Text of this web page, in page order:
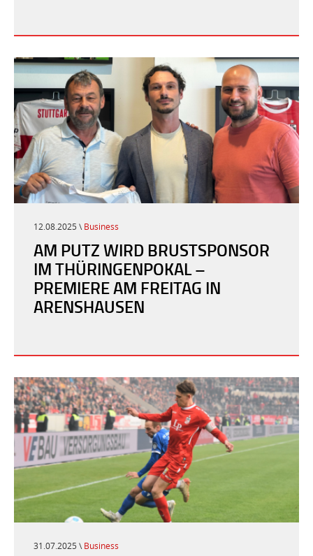
12.08.2025 \ Business
AM PUTZ WIRD BRUSTSPONSOR
IM THÜRINGENPOKAL –
PREMIERE AM FREITAG IN
ARENSHAUSEN
31.07.2025 \ Business